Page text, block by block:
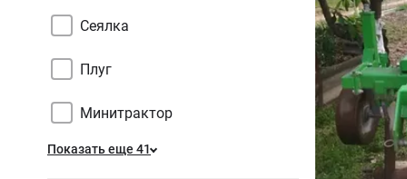
Сеялка
Плуг
Минитрактор
Показать еще 41